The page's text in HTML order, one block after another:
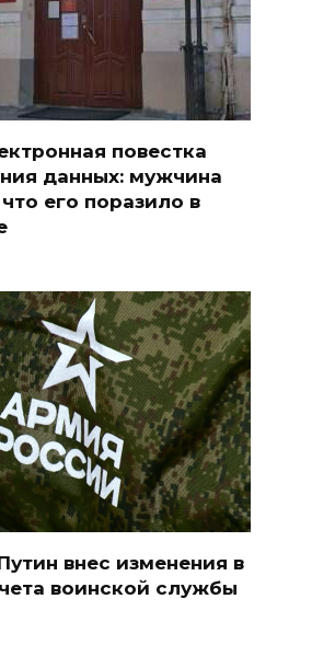
повестка
данных: мужчина
его поразило в
внес изменения в
воинской службы